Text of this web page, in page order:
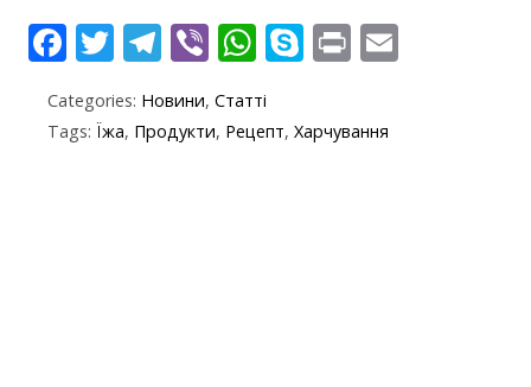
F
ac
e
b
T
w
itt
er
T
el
e
gr
Vi
b
er
W
h
at
s
S
k
y
p
Pr
in
t
Categories: Новини, Статті
Tags: Їжа, Продукти, Рецепт, Харчування